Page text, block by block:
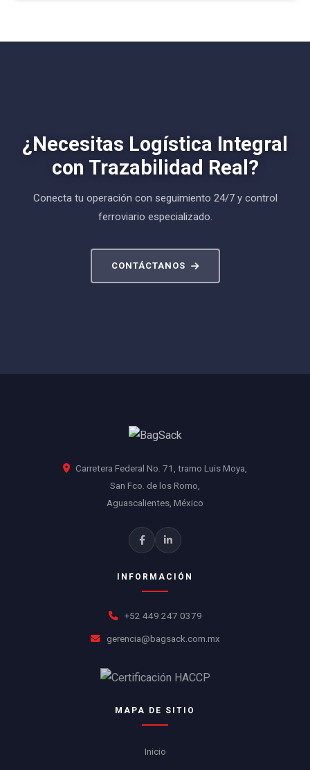
¿Necesitas Logística Integral
con Trazabilidad Real?
Conecta tu operación con seguimiento 24/7 y control
ferroviario especializado.
CONTÁCTANOS
Carretera Federal No. 71, tramo Luis Moya,
San Fco. de los Romo,
Aguascalientes, México
INFORMACIÓN
+52 449 247 0379
gerencia@bagsack.com.mx
MAPA DE SITIO
Inicio